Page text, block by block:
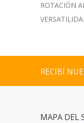
ROTACIÓN
RECIBÍ
MAPA DEL